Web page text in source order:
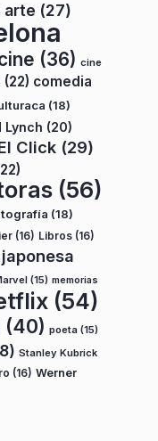
arte (27)
(36) cine
(22) comedia
(18)
Lynch (20)
Click (29)
(56)
(18)
(16) Libros (16)
(15) memorias
(54)
(40) poeta (15)
Stanley Kubrick
(16) Werner